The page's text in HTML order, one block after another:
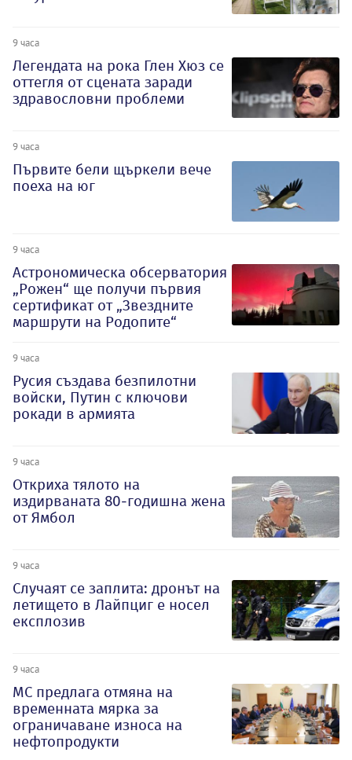
9 часа
Легендата на рока Глен Хюз се
оттегля от сцената заради
здравословни проблеми
9 часа
Първите бели щъркели вече
поеха на юг
9 часа
Астрономическа обсерватория
„Рожен“ ще получи първия
сертификат от „Звездните
маршрути на Родопите“
9 часа
Русия създава безпилотни
войски, Путин с ключови
рокади в армията
9 часа
Откриха тялото на
издирваната 80-годишна жена
от Ямбол
9 часа
Случаят се заплита: дронът на
летището в Лайпциг е носел
експлозив
9 часа
МС предлага отмяна на
временната мярка за
ограничаване износа на
нефтопродукти